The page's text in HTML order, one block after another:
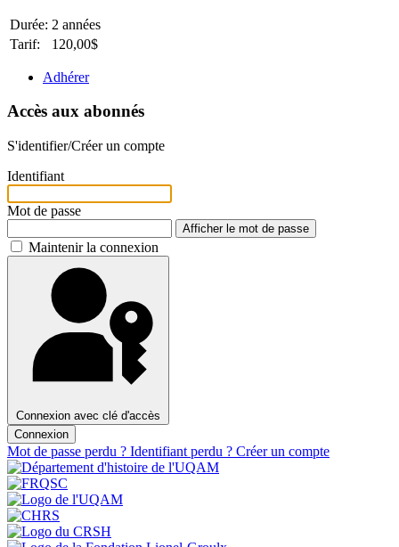
Durée: 2 années
Tarif:
120,00$
Adhérer
Accès aux abonnés
S'identifier/Créer un compte
Identifiant
Mot de passe
Afficher le mot de passe
Maintenir la connexion
Connexion avec clé d'accès
Connexion
Mot de passe perdu ? Identifiant perdu ? Créer un compte